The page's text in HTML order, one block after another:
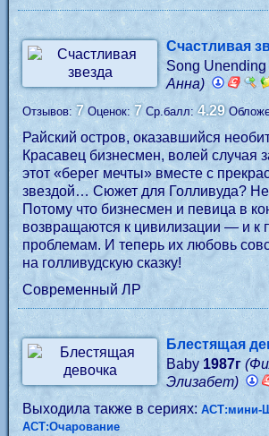
Счастливая
Song
Анна)
Отзывов:7 Оценок: 7 Ср.балл:4.29
Райский остров, оказавшийся
Красавец бизнесмен, волей случая
этот «берег мечты» вместе с
звездой… Сюжет для Голливуда?
Потому что бизнесмен и певица в
возвращаются к цивилизации — и к
проблемам. И теперь их любовь
на голливудскую сказку!
Современный ЛР
Блестящая
Baby 1987г
Элизабет)
Выходила также в сериях: АСТ:мини-
АСТ:Очарование